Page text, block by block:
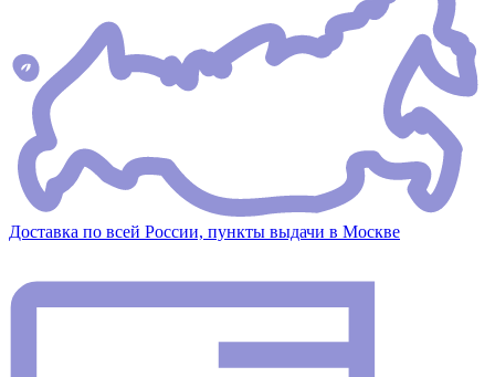
Доставка по всей России, пункты выдачи в Москве